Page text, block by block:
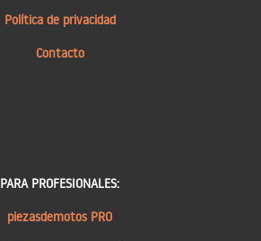
Política de privacidad
Contacto
PARA PROFESIONALES:
piezasdemotos PRO